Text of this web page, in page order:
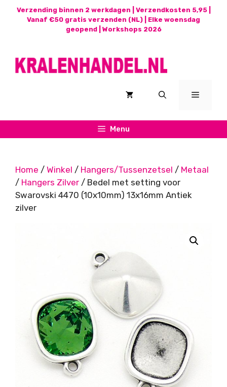
Verzending binnen 2 werkdagen | Verzendkosten 5,95 |
Vanaf €50 gratis verzenden (NL) | Elke woensdag
geopend | Workshops 2026
Menu
Menu
Home / Winkel / Hangers/Tussenzetsel / Metaal
/ Hangers Zilver / Bedel met setting voor
Swarovski 4470 (10x10mm) 13x16mm Antiek
zilver